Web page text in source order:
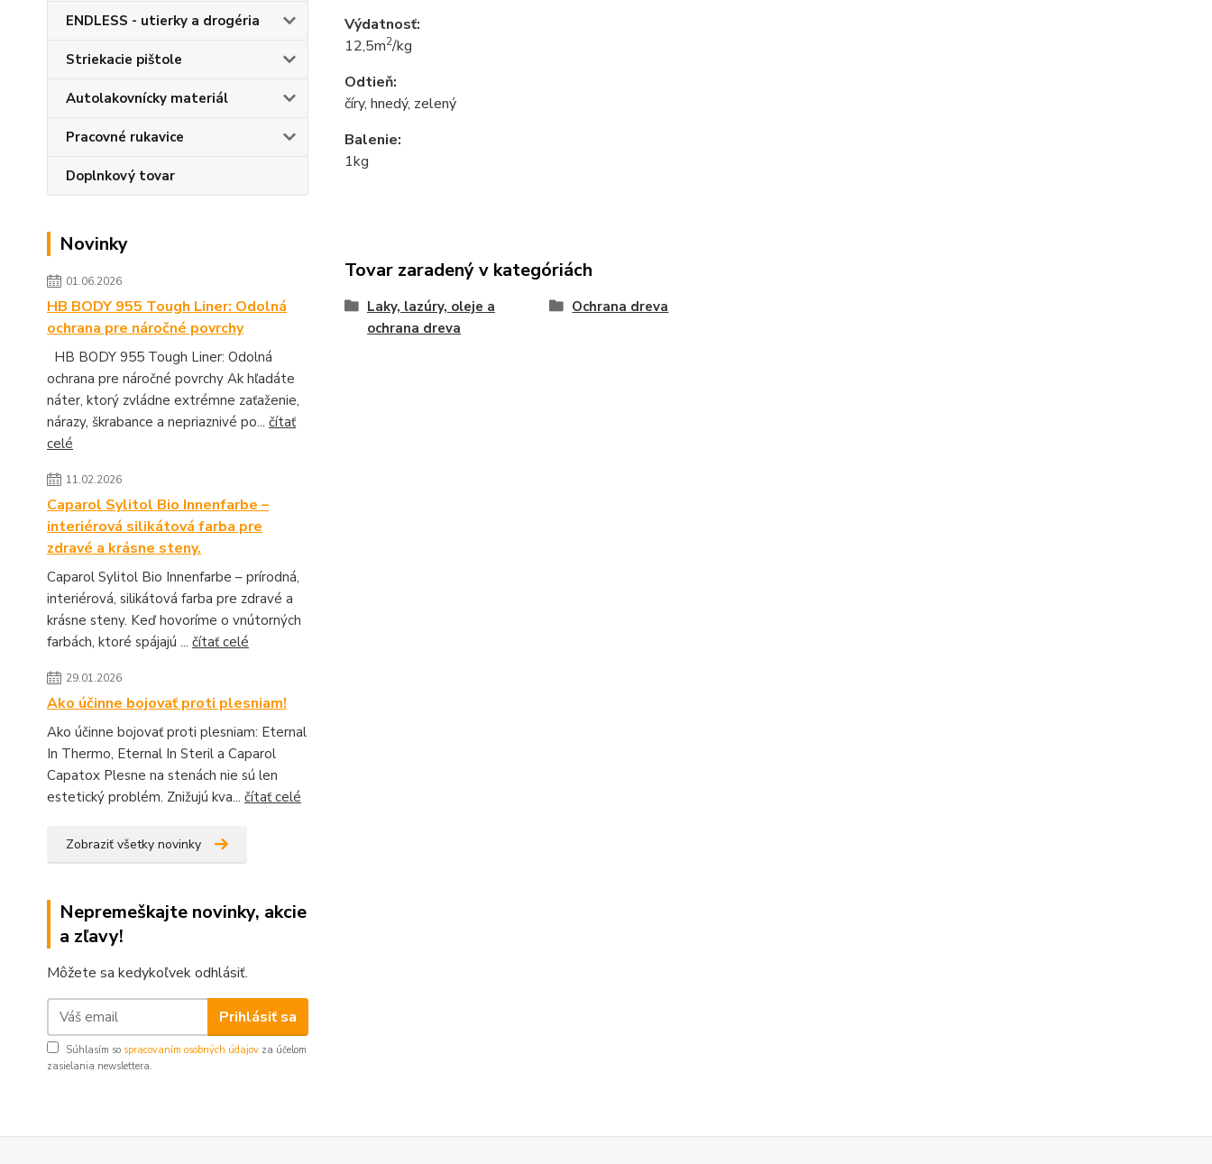
ENDLESS - utierky a drogéria
Striekacie pištole
Autolakovnícky materiál
Pracovné rukavice
Doplnkový tovar
Novinky
01.06.2026
HB BODY 955 Tough Liner: Odolná
ochrana pre náročné povrchy
HB BODY 955 Tough Liner: Odolná
ochrana pre náročné povrchy Ak hľadáte
náter, ktorý zvládne extrémne zaťaženie,
nárazy, škrabance a nepriaznivé po... čítať
celé
11.02.2026
Caparol Sylitol Bio Innenfarbe –
interiérová silikátová farba pre
zdravé a krásne steny.
Caparol Sylitol Bio Innenfarbe – prírodná,
interiérová, silikátová farba pre zdravé a
krásne steny. Keď hovoríme o vnútorných
farbách, ktoré spájajú ... čítať celé
29.01.2026
Ako účinne bojovať proti plesniam!
Ako účinne bojovať proti plesniam: Eternal
In Thermo, Eternal In Steril a Caparol
Capatox Plesne na stenách nie sú len
estetický problém. Znižujú kva... čítať celé
Zobraziť všetky novinky
Nepremeškajte novinky, akcie
a zľavy!
Môžete sa kedykoľvek odhlásiť.
Prihlásiť sa
Súhlasím so spracovaním osobných údajov za účelom
zasielania newslettera.
Výdatnosť:
12,5m2/kg
Odtieň:
číry, hnedý, zelený
Balenie:
1kg
Tovar zaradený v kategóriách
Laky, lazúry, oleje a
ochrana dreva
Ochrana dreva